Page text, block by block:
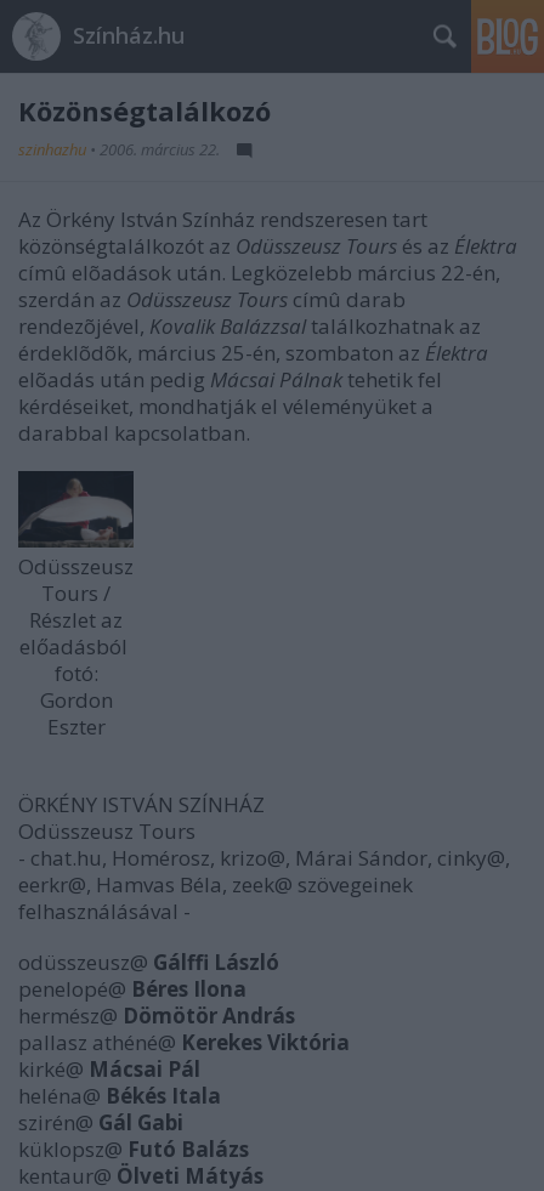
Színház.hu
Közönségtalálkozó
szinhazhu • 2006. március 22.
Az Örkény István Színház rendszeresen tart
közönségtalálkozót az Odüsszeusz Tours és az Élektra
címû elõadások után. Legközelebb március 22-én,
szerdán az Odüsszeusz Tours címû darab
rendezõjével, Kovalik Balázzsaltalálkozhatnak az
érdeklõdõk, március 25-én, szombaton az Élektra
elõadás után pedig Mácsai Pálnak tehetik fel
kérdéseiket, mondhatják el véleményüket a
darabbal kapcsolatban.
Odüsszeusz
Tours /
Részlet az
előadásból
fotó:
Gordon
Eszter
ÖRKÉNY ISTVÁN SZÍNHÁZ
Odüsszeusz Tours
- chat.hu, Homérosz, krizo@, Márai Sándor, cinky@,
eerkr@, Hamvas Béla, zeek@ szövegeinek
felhasználásával -
odüsszeusz@ Gálffi László
penelopé@ Béres Ilona
hermész@ Dömötör András
pallasz athéné@ Kerekes Viktória
kirké@ Mácsai Pál
heléna@ Békés Itala
szirén@ Gál Gabi
küklopsz@ Futó Balázs
kentaur@ Ölveti Mátyás